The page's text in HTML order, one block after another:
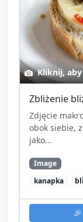
Kliknij, aby
Zbliżenie
Zdjęcie
obok siebie,
jako...
Image
kanapka
🎉